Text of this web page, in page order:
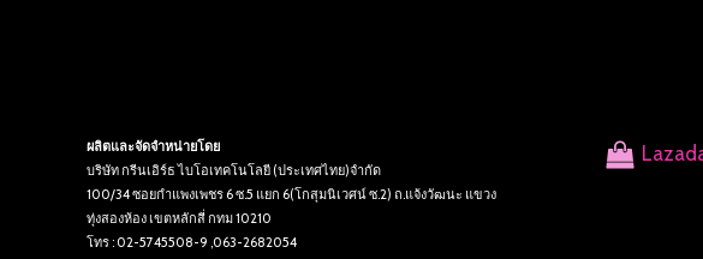
ผลิตและจัดจำหน่ายโดย
บริษัท กรีนเอิร์ธ ไบโอเทคโนโลยี (ประเทศไทย)จำกัด
100/34 ซอยกำแพงเพชร 6 ซ.5 แยก 6(โกสุมนิเวศน์ ซ.2) ถ.แจ้งวัฒนะ แขวง
ทุ่งสองห้อง เขตหลักสี่ กทม 10210
โทร : 02-5745508-9 ,063-2682054